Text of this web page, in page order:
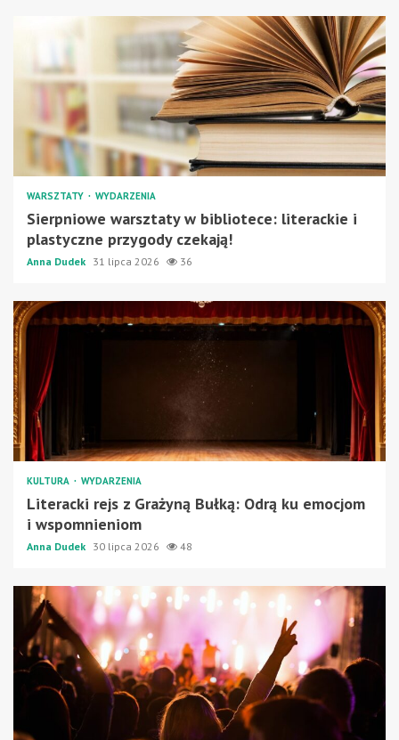
WARSZTATY WYDARZENIA
Sierpniowe warsztaty w bibliotece: literackie i
plastyczne przygody czekają!
Anna Dudek 31 lipca 2026 36
KULTURA WYDARZENIA
Literacki rejs z Grażyną Bułką: Odrą ku emocjom
i wspomnieniom
Anna Dudek 30 lipca 2026 48